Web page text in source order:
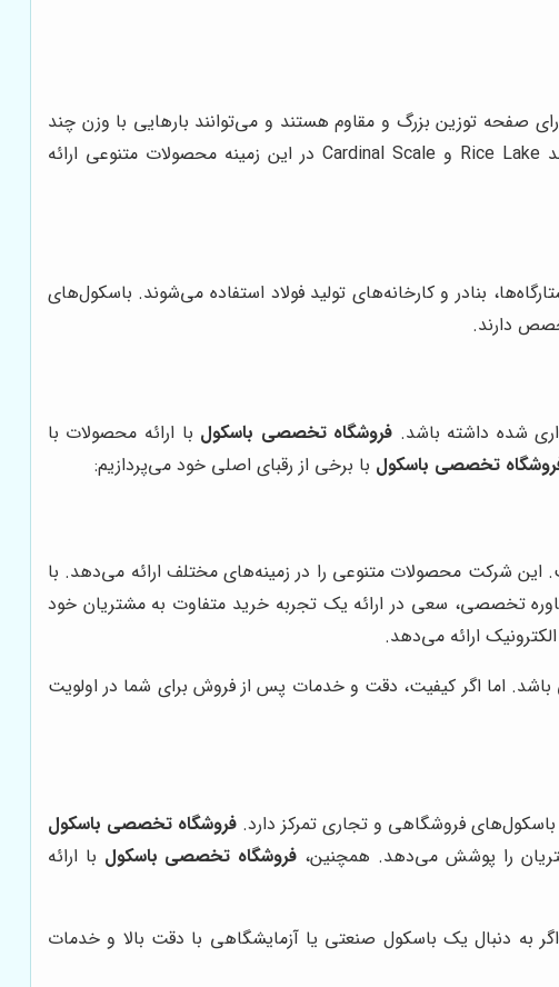
صفحه توزین بزرگ و مقاوم هستند و می‌توانند بارهایی با وزن چند
تن را نیز تحمل کنند. باسکول‌های کفی معمولاً در انبارها، مراکز توزیع و کارخانه‌ها استفاده می‌شوند. برندهایی مانند Rice Lake و Cardinal Scale در این زمینه محصولات متنوعی ارائه
بنادر و کارخانه‌های تولید فولاد استفاده می‌شوند. باسکول‌های
شده داشته باشد. فروشگاه تخصصی باسکول با ارائه محصولات با
تخصصی باسکول با برخی از رقبای اصلی خود می‌پردازیم:
این شرکت محصولات متنوعی را در زمینه‌های مختلف ارائه می‌دهد. با
تخصصی، سعی در ارائه یک تجربه خرید متفاوت به مشتریان خود
ارائه می‌دهد.
باشد. اما اگر کیفیت، دقت و خدمات پس از فروش برای شما در اولویت
فروشگاهی و تجاری تمرکز دارد. فروشگاه تخصصی باسکول
را پوشش می‌دهد. همچنین، فروشگاه تخصصی باسکول با ارائه
به دنبال یک باسکول صنعتی یا آزمایشگاهی با دقت بالا و خدمات